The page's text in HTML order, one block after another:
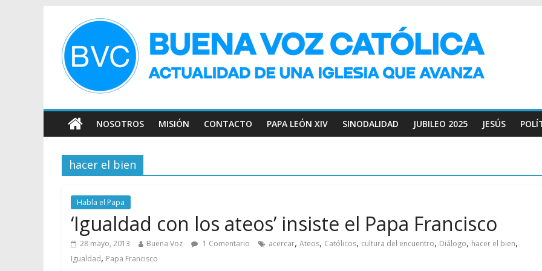
NOSOTROS MISIÓN CONTACTO PAPA LEÓN XIV SINODALIDAD JUBILEO 2025 JESÚS
hacer el bien
Habla el Papa
‘Igualdad con los ateos’ insiste el Papa Francisco
28 mayo, 2013 Buena Voz 1 Comentario acercar, Ateos, Católicos, cultura del encuentro, Diálogo, hacer el bien,
Igualdad, Papa Francisco